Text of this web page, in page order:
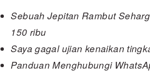
Sebuah Jepitan Rambut
150 ribu
Saya gagal ujian kenaikan
Panduan Menghubungi